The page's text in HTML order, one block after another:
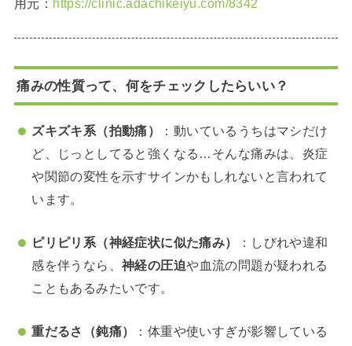
用元： https://clinic.adachikeiyu.com/8342
痛みの性質って、何をチェックしたらいい？
ズキズキ系（拍動痛）
：動いているうちはマシだけ
ど、じっとしてると強くなる…そんな痛みは、炎症
や関節の変性を示すサインかもしれないと言われて
います。
ピリピリ系（神経症状に似た痛み）
：しびれや違和
感を伴うなら、神経の圧迫や血流の問題が疑われる
こともあるみたいです。
重だるさ（鈍痛）
：体重や使いすぎが影響している